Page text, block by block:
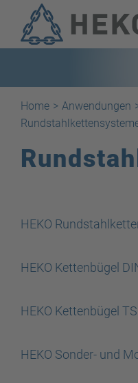
Home > Anwendungen
HEKO
HEKO Kettenbügel
HEKO Kettenbügel TS
HEKO Sonder- und